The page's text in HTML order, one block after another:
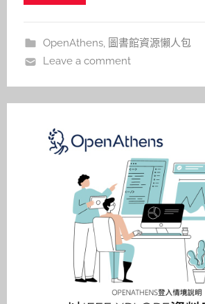
OpenAthens, 圖書館資源懶人包
Leave a comment